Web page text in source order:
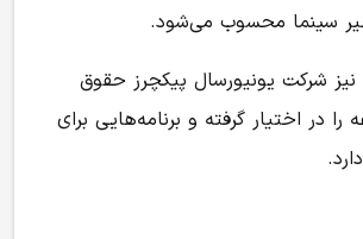
سینما محسوب می‌شود.
شرکت یونیورسال پیکچرز حقوق
در اختیار گرفته و برنامه‌هایی برای